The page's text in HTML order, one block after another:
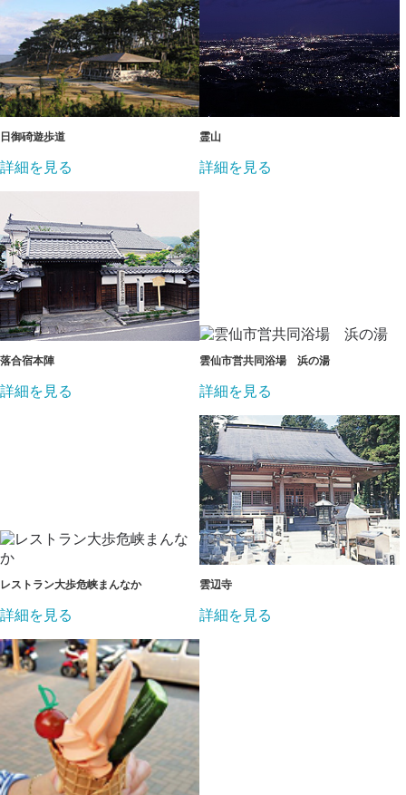
日御碕遊歩道
詳細を見る
霊山
詳細を見る
落合宿本陣
詳細を見る
雲仙市営共同浴場 浜の湯
詳細を見る
レストラン大歩危峡まんなか
詳細を見る
雲辺寺
詳細を見る